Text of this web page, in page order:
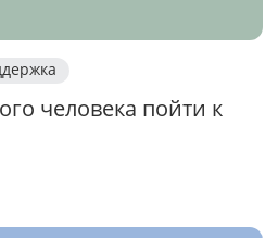
человека пойти к